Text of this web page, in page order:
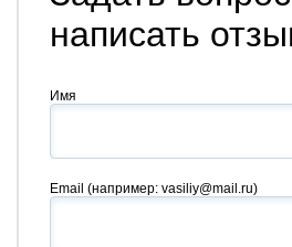
написать
Имя
Email (например: vasiliy@mail.ru)